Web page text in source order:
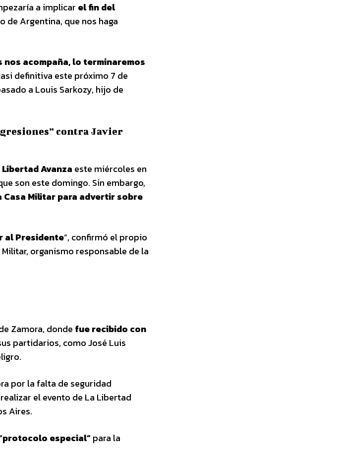
a implicar el fin del
de Argentina, que nos haga
nos acompaña, lo terminaremos
definitiva este próximo 7 de
a Louis Sarkozy, hijo de
contra Javier
Avanza este miércoles en
son este domingo. Sin embargo,
Casa Militar para advertir sobre
al Presidente“, confirmó el propio
organismo responsable de la
Zamora, donde fue recibido con
partidarios, como José Luis
por la falta de seguridad
el evento de La Libertad
Aires.
especial”para la